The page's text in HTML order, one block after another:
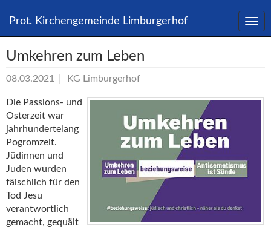
Prot. Kirchengemeinde Limburgerhof
zum
Umkehren zum Leben
08.03.2021 KG Limburgerhof
Die Passions- und
Osterzeit war
jahrhundertelang
Pogromzeit.
Jüdinnen und
Juden wurden
fälschlich für den
Tod Jesu
verantwortlich
gemacht, gequält